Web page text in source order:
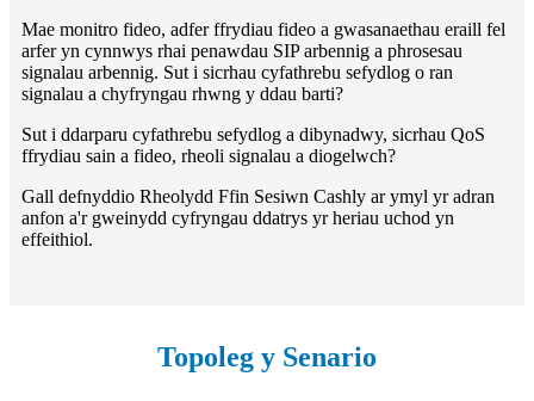
Mae monitro fideo, adfer ffrydiau fideo a gwasanaethau eraill fel
arfer yn cynnwys rhai penawdau SIP arbennig a phrosesau
signalau arbennig. Sut i sicrhau cyfathrebu sefydlog o ran
signalau a chyfryngau rhwng y ddau barti?
Sut i ddarparu cyfathrebu sefydlog a dibynadwy, sicrhau QoS
ffrydiau sain a fideo, rheoli signalau a diogelwch?
Gall defnyddio Rheolydd Ffin Sesiwn Cashly ar ymyl yr adran
anfon a'r gweinydd cyfryngau ddatrys yr heriau uchod yn
effeithiol.
Topoleg y Senario